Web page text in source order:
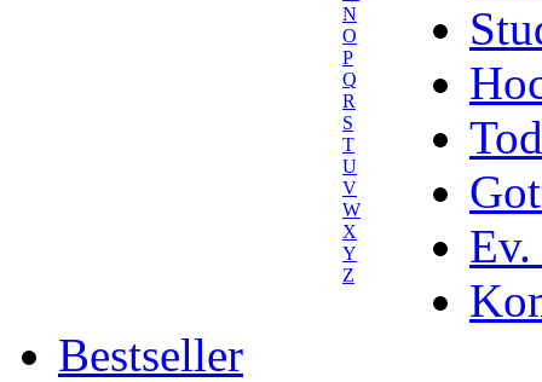
N
O
P
Q
R
S
T
U
V
W
X
Y
Z
Ev.
Bestseller